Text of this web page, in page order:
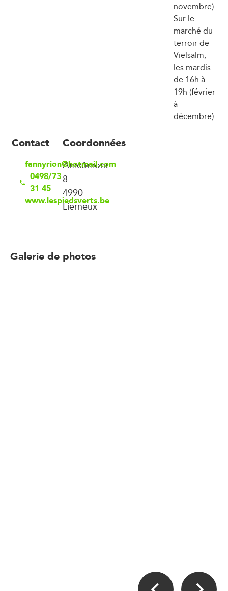
novembre)
Sur le
marché du
terroir de
Vielsalm,
les mardis
de 16h à
19h (février
à
décembre)
Contact
fannyrion@hotmail.com
0498/73
31 45
www.lespiedsverts.be
Coordonnées
Amcômont
8
4990
Lierneux
Galerie de photos